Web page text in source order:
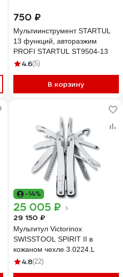
750 ₽
Мультиинструмент STARTUL
13 функций, авторазжим
PROFI STARTUL ST9504-13
4.6(5)
В корзину
-14%
25 005 ₽
29 150 ₽
Мультитул Victorinox
SWISSTOOL SPIRIT II в
кожаном чехле 3.0224.L
4.8(22)